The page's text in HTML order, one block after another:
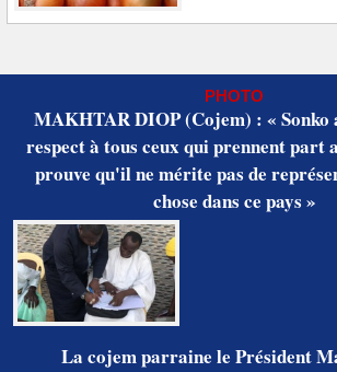
PHOTO
MAKHTAR DIOP (Cojem) : « Sonko
respect à tous ceux qui prennent part
prouve qu'il ne mérite pas de
chose dans ce pays »
La cojem parraine le Président